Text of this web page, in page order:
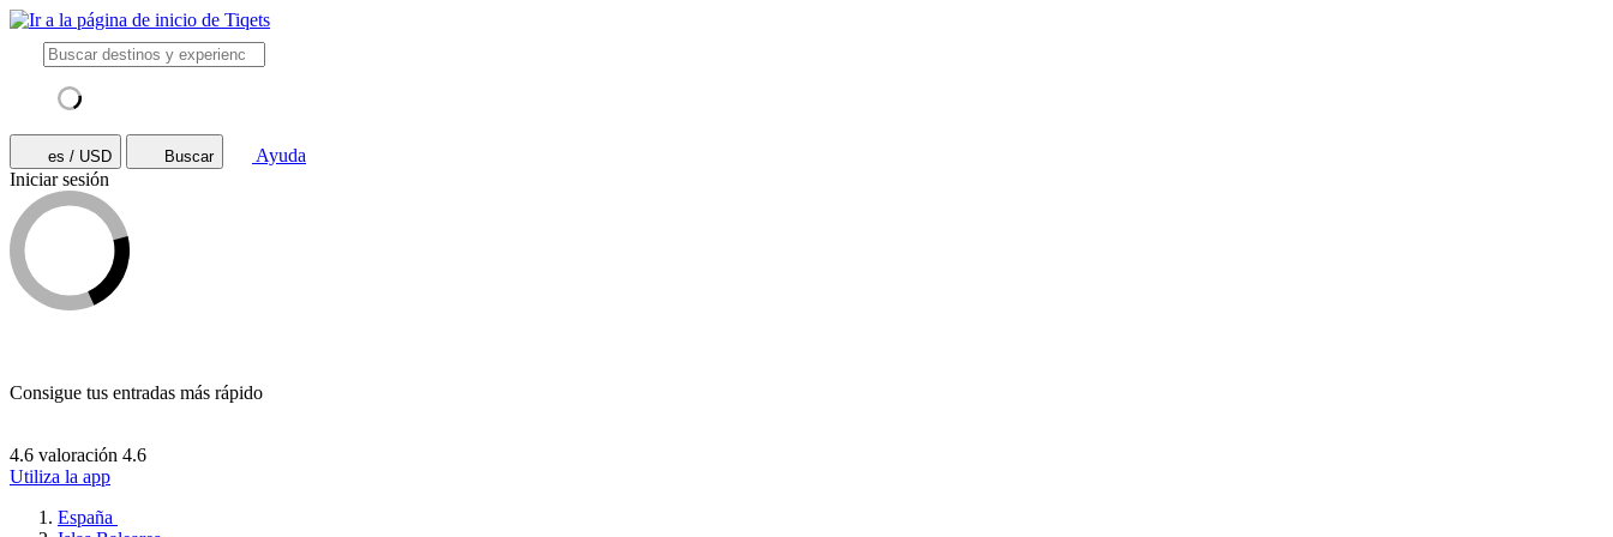
es / USD Buscar
Ayuda
Iniciar sesión
Consigue tus entradas más rápido
4.6 valoración 4.6
Utiliza la app
España